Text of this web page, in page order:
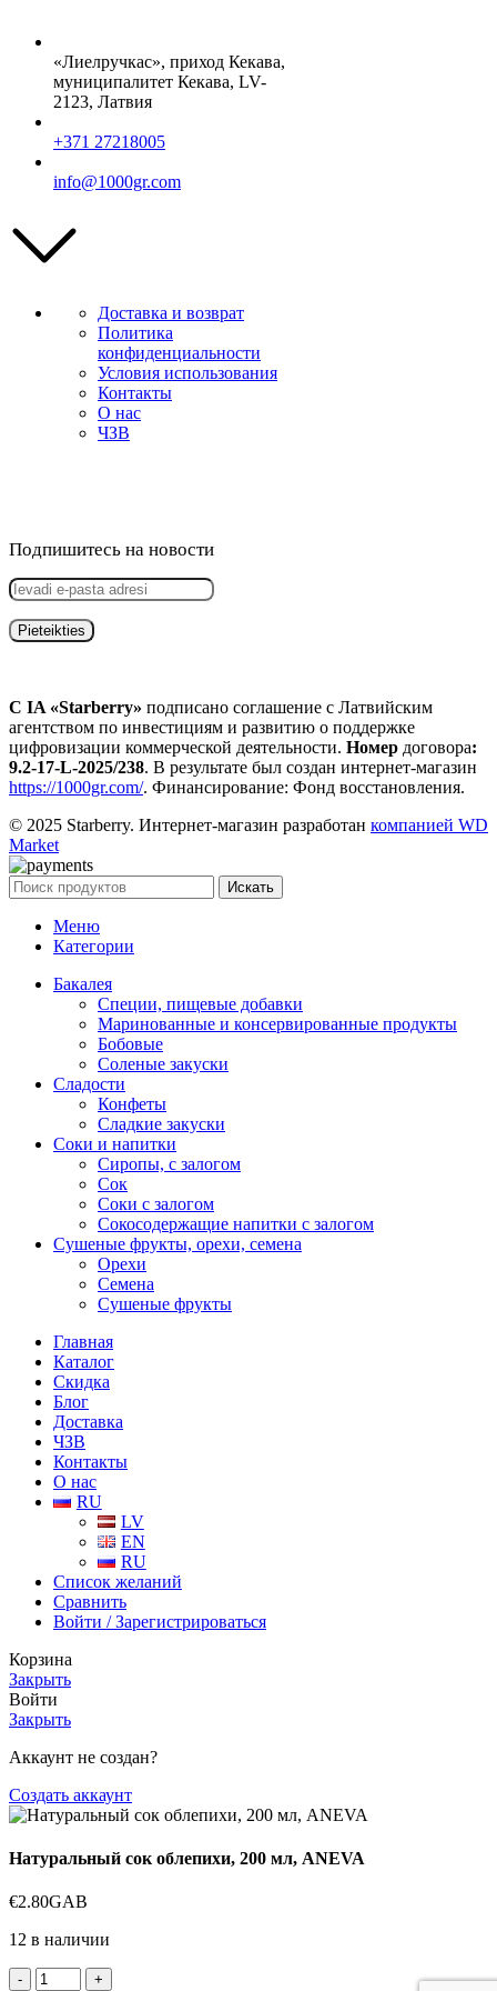
«Лиелручкас», приход Кекава,
муниципалитет Кекава, LV-
2123, Латвия
+371 27218005
info@1000gr.com
Доставка и возврат
Политика
конфиденциальности
Условия использования
Контакты
О нас
ЧЗВ
Подпишитесь на новости
С IA «Starberry» подписано соглашение с Латвийским
агентством по инвестициям и развитию о поддержке
цифровизации коммерческой деятельности. Номер договора:
9.2-17-L-2025/238. В результате был создан интернет-магазин
https://1000gr.com/. Финансирование: Фонд восстановления.
© 2025 Starberry. Интернет-магазин разработан компанией WD
Market
Искать
Меню
Категории
Бакалея
Специи, пищевые добавки
Маринованные и консервированные продукты
Бобовые
Соленые закуски
Сладости
Конфеты
Сладкие закуски
Соки и напитки
Сиропы, с залогом
Сок
Соки с залогом
Сокосодержащие напитки с залогом
Сушеные фрукты, орехи, семена
Орехи
Семена
Сушеные фрукты
Главная
Каталог
Скидка
Блог
Доставка
ЧЗВ
Контакты
О нас
RU
LV
EN
RU
Список желаний
Сравнить
Войти / Зарегистрироваться
Корзина
Закрыть
Войти
Закрыть
Аккаунт не создан?
Создать аккаунт
Натуральный сок облепихи, 200 мл, ANEVA
€2.80GAB
12 в наличии
Количество